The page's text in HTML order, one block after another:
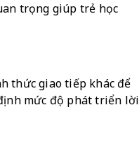
trọng giúp trẻ học
thức giao tiếp khác để
mức độ phát triển lời